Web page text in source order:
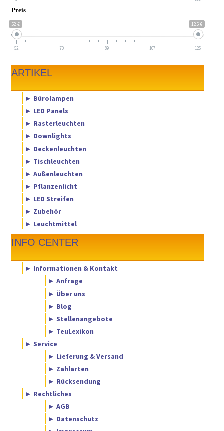
Preis
52 € 125 €
52 70 89 107 125
ARTIKEL
► Bürolampen
► LED Panels
► Rasterleuchten
► Downlights
► Deckenleuchten
► Tischleuchten
► Außenleuchten
► Pflanzenlicht
► LED Streifen
► Zubehör
► Leuchtmittel
INFO CENTER
► Informationen & Kontakt
► Anfrage
► Über uns
► Blog
► Stellenangebote
► TeuLexikon
► Service
► Lieferung & Versand
► Zahlarten
► Rücksendung
► Rechtliches
► AGB
► Datenschutz